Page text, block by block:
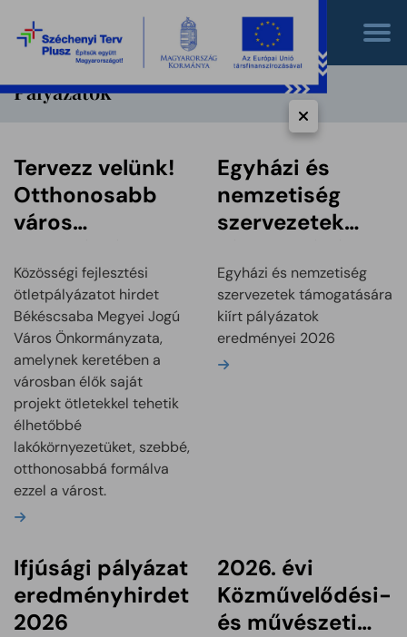
Pályázatok
Tervezz velünk!
Otthonosabb
város
Közösségi fejlesztési
ötletpályázatot hirdet
Békéscsaba Megyei Jogú
Város Önkormányzata,
amelynek keretében a
városban élők saját
projekt ötletekkel tehetik
élhetőbbé
lakókörnyezetüket, szebbé,
otthonosabbá formálva
ezzel a várost.
Bővebben
Egyházi és
nemzetiség
szervezetek
kiírt pályázatok
eredményei
2026
Egyházi és nemzetiség
szervezetek támogatására
kiírt pályázatok
eredményei 2026
Bővebben
Ifjúsági pályázat
eredményhirdetése
2026
2026. évi
Közművelődési-
és művészeti